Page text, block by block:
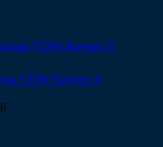
VDW Raypex 6